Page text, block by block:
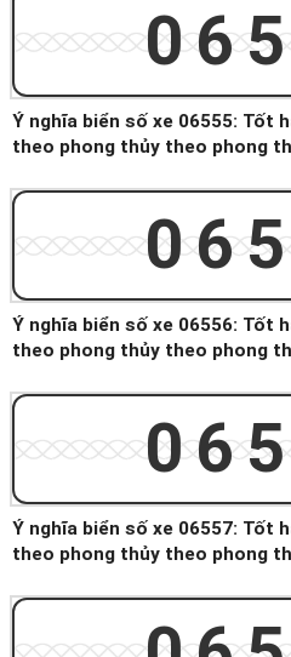
Ý nghĩa biển số xe 06555: Tốt
theo phong thủy theo phong
Ý nghĩa biển số xe 06556: Tốt
theo phong thủy theo phong
Ý nghĩa biển số xe 06557: Tốt
theo phong thủy theo phong